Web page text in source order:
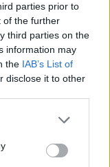
parties prior to
of the further
third parties on the
information may
the IAB’s List of
disclose it to other
or more Google
You may click to
party tags to
dimostra
un fenomeno
rapide
può
per rivivere il